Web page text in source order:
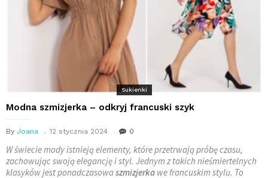
Sukienki
Modna szmizjerka – odkryj francuski szyk
By Joana 12 stycznia 2024 0
W świecie mody istnieją elementy, które przetrwają próbę czasu,
zachowując swoją elegancję i styl. Jednym z takich nieśmiertelnych
klasyków jest ponadczasowaszmizjerka we francuskim stylu. To